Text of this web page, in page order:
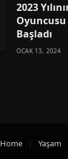
2023
Başladı
OCAK 13, 2024
Home Yaşam